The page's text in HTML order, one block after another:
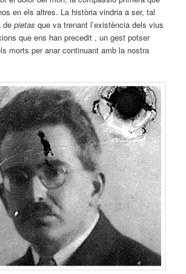
en els altres. La història vindria a ser, tal
depietas que va trenant l’existència dels vius
que ens han precedit , un gest potser
morts per anar continuant amb la nostra